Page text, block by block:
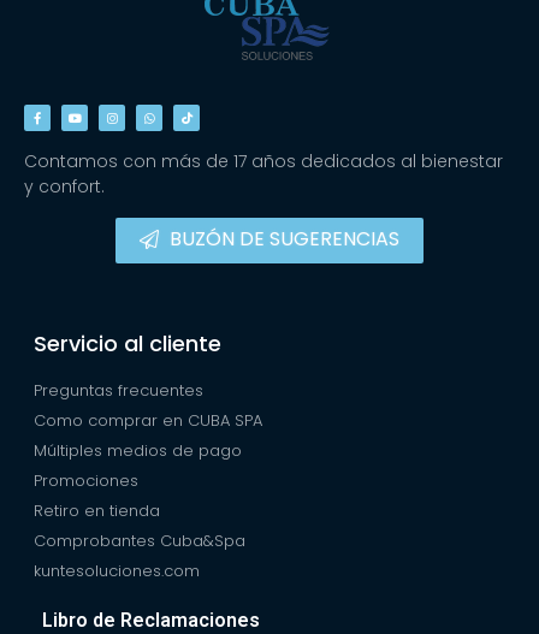
Contamos con más de 17 años dedicados al bienestar
y confort.
BUZÓN DE SUGERENCIAS
Servicio al cliente
Preguntas frecuentes
Como comprar en CUBA SPA
Múltiples medios de pago
Promociones
Retiro en tienda
Comprobantes Cuba&Spa
kuntesoluciones.com
Libro de Reclamaciones